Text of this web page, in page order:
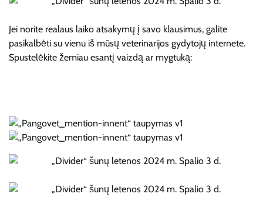
Jei norite realaus laiko atsakymų į savo klausimus, galite
pasikalbėti su vienu iš mūsų veterinarijos gydytojų internete.
Spustelėkite žemiau esantį vaizdą ar mygtuką: